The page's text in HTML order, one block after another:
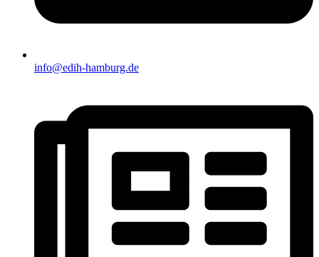
info@edih-hamburg.de